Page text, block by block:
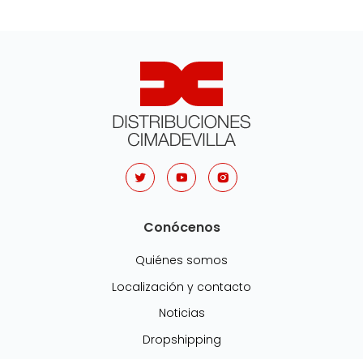
Conócenos
Quiénes somos
Localización y contacto
Noticias
Dropshipping